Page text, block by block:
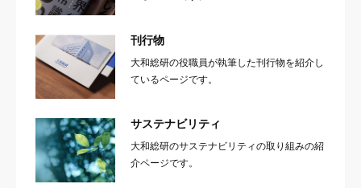
刊行物
大和総研の役職員が執筆した刊行物を紹介し
ているページです。
サステナビリティ
大和総研のサステナビリティの取り組みの紹
介ページです。